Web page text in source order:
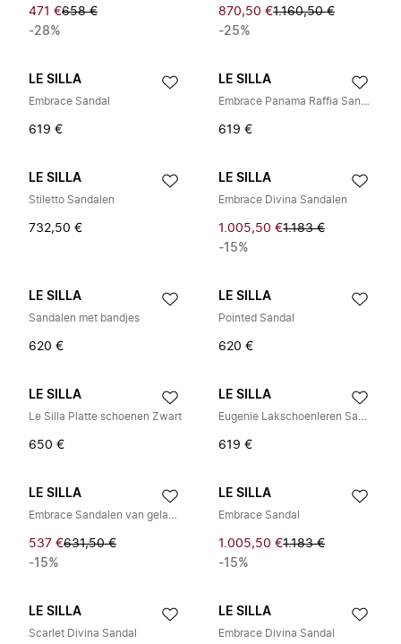
471 €658 €
-28%
870,50 €1.160,50 €
-25%
LE SILLA
Embrace Sandal
619 €
LE SILLA
Embrace Panama Raffia Sandalen
619 €
LE SILLA
Stiletto Sandalen
732,50 €
LE SILLA
Embrace Divina Sandalen
1.005,50 €1.183 €
-15%
LE SILLA
Sandalen met bandjes
620 €
LE SILLA
Pointed Sandal
620 €
LE SILLA
Le Silla Platte schoenen Zwart
650 €
LE SILLA
Eugenie Lakschoenleren Sandaal
619 €
LE SILLA
Embrace Sandalen van gelakt leer
537 €631,50 €
-15%
LE SILLA
Embrace Sandal
1.005,50 €1.183 €
-15%
LE SILLA
Scarlet Divina Sandal
LE SILLA
Embrace Divina Sandal